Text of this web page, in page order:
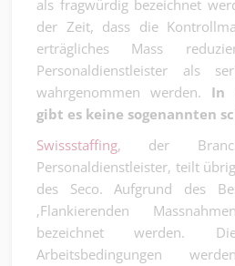
als fragwürdig bezeichnet
der Zeit, dass die
erträgliches Mass
Personaldienstleister als
wahrgenommen werden. In
gibt es keine sogenannten
Swissstaffing, der
Personaldienstleister, teilt
des Seco. Aufgrund des
‚Flankierenden
bezeichnet werden.
Arbeitsbedingungen